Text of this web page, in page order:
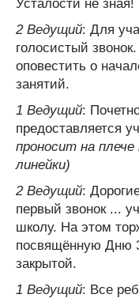
Усталости не зная!
2 Ведущий: Для
голосистый
оповестить о
занятий.
1 Ведущий:
предоставляется
проносит на
линейки)
2 Ведущий:
первый звонок ...
школу. На этом
посвящённую Дню
закрытой.
1 Ведущий: Все